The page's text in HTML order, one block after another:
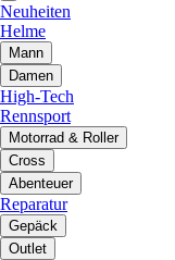
Neuheiten
Helme
Mann
Damen
High-Tech
Rennsport
Motorrad & Roller
Cross
Abenteuer
Reparatur
Gepäck
Outlet